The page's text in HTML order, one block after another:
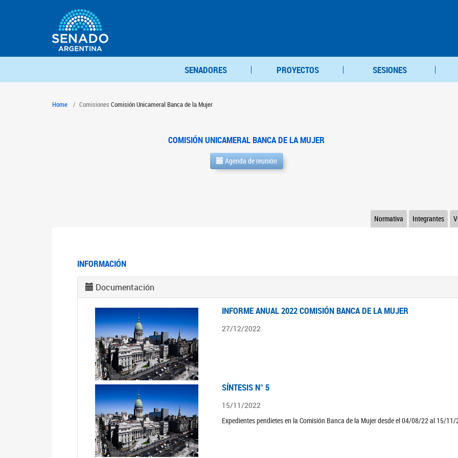
SENADORES PROYECTOS SESIONES
Home Comisiones Comisión Unicameral Banca de la Mujer
COMISIÓN UNICAMERAL BANCA DE LA MUJER
Agenda de reunión
Integrantes
Normativa
INFORMACIÓN
Documentación
INFORME ANUAL 2022 COMISIÓN BANCA DE LA MUJER
27/12/2022
SÍNTESIS N° 5
15/11/2022
Expedientes pendietes en la Comisión Banca de la Mujer desde el 04/08/22 al 15/